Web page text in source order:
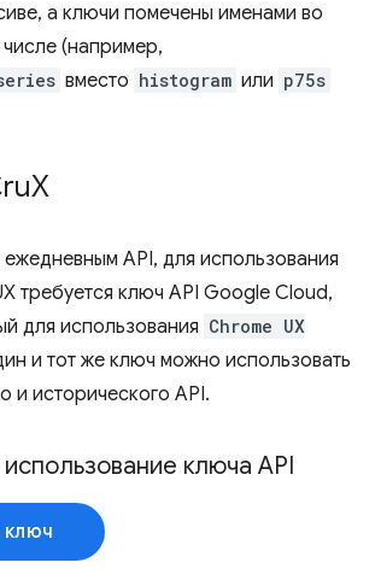
а ключи помечены именами во
(например,
вместо histogram или p75s
X
ежедневным API, для использования
требуется ключ API Google Cloud,
для использования Chrome UX
и тот же ключ можно использовать
и исторического API.
ключа API
ключ